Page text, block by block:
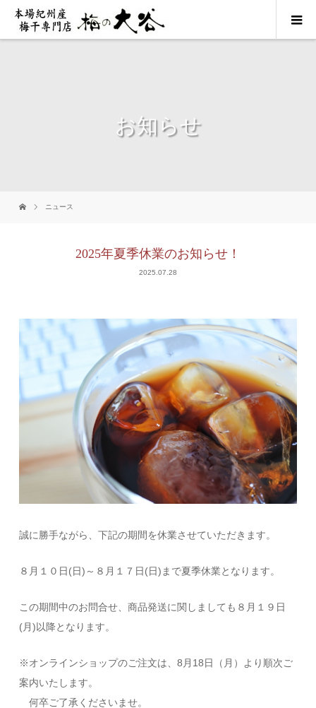
お知らせ
ニュース
2025年夏季休業のお知らせ！
2025.07.28
誠に勝手ながら、下記の期間を休業させていただきます。
８月１０日(日)～８月１７日(日)まで夏季休業となります。
この期間中のお問合せ、商品発送に関しましても８月１９日
(月)以降となります。
※オンラインショップのご注文は、8月18日（月）より順次ご
案内いたします。
何卒ご了承くださいませ。